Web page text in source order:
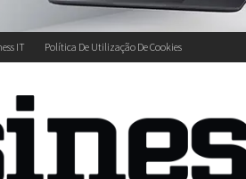
IT Política De Utilização De Cookies